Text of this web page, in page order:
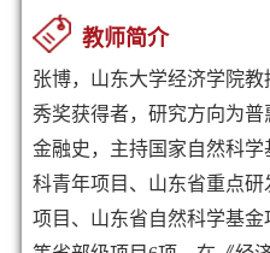
教师简介
张博，山东大学经济学院
秀奖获得者，研究方向为
金融史，主持国家自然科
科青年项目、山东省重点
项目、山东省自然科学基